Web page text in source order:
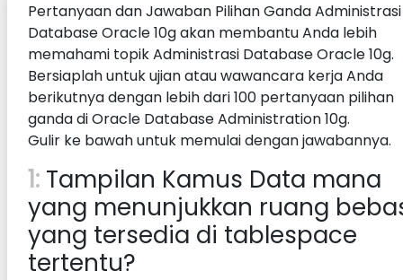
Pertanyaan dan Jawaban Pilihan Ganda Administrasi
Database Oracle 10g akan membantu Anda lebih
memahami topik Administrasi Database Oracle 10g.
Bersiaplah untuk ujian atau wawancara kerja Anda
berikutnya dengan lebih dari 100 pertanyaan pilihan
ganda di Oracle Database Administration 10g.
Gulir ke bawah untuk memulai dengan jawabannya.
1: Tampilan Kamus Data mana
yang menunjukkan ruang
yang tersedia di tablespace
tertentu?